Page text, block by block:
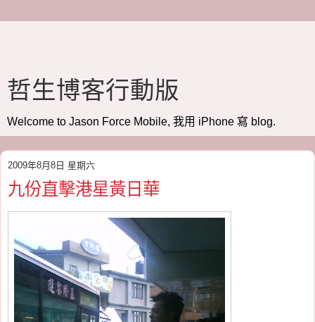
哲生博客行動版
Welcome to Jason Force Mobile, 我用 iPhone 寫 blog.
2009年8月8日 星期六
九份直擊港星黃日華